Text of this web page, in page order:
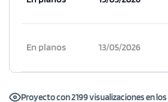
En planos 13/05/2026
Proyecto con 2199 visualizaciones en